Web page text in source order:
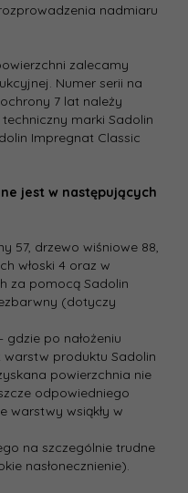
nadmiaru
zalecamy
Numer serii na
7 lat należy
marki Sadolin
Impregnat Classic
jest w następujących
57, drzewo wiśniowe 88,
włoski 4 oraz w
za pomocą Sadolin
(dotyczy
po nałożeniu
warstw produktu Sadolin
powierzchnia nie
odpowiedniego
warstwy wsiąkły w
na szczególnie trudne
nasłonecznienie).